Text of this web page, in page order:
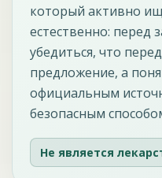
который активно
естественно: перед
убедиться, что
предложение, а
официальным
безопасным
Не является